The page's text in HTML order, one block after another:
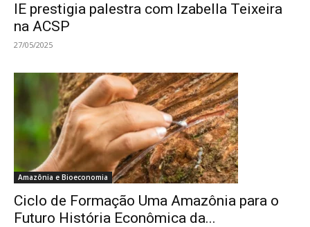
IE prestigia palestra com Izabella Teixeira
na ACSP
27/05/2025
Amazônia e Bioeconomia
Ciclo de Formação Uma Amazônia para o
Futuro História Econômica da...